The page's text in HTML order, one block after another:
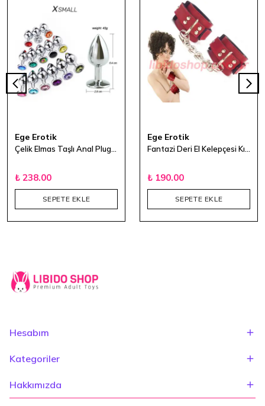
Ege Erotik
₺ 238.00
SEPETE EKLE
Ege Erotik
₺ 190.00
SEPETE EKLE
Hesabım
Kategoriler
Hakkımızda